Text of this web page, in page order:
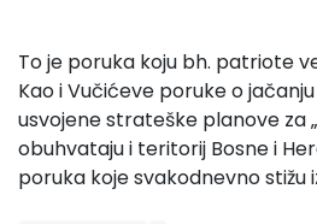
To je poruka koju bh. patriote
Kao i Vučićeve poruke o
usvojene strateške planove za
obuhvataju i teritorij Bosne i
poruka koje svakodnevno stižu